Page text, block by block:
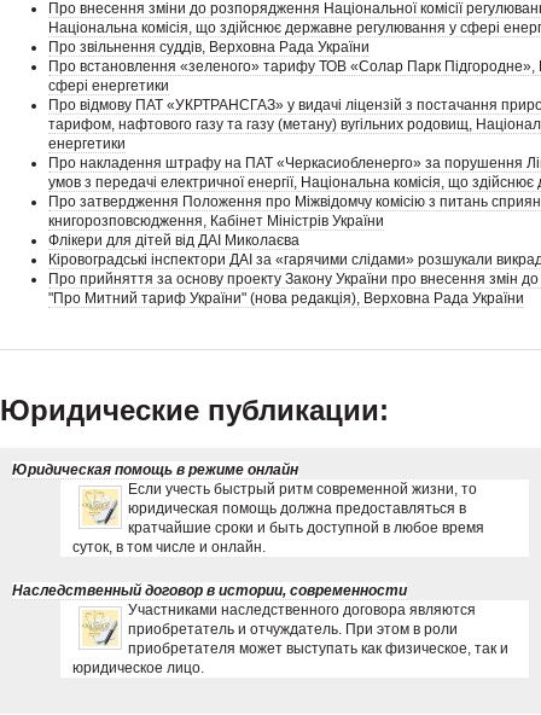
Про внесення зміни до розпорядження Національної комісії
Національна комісія, що здійснює державне регулювання у сфері
Про звільнення суддів, Верховна Рада України
Про встановлення «зеленого» тарифу ТОВ «Солар Парк Підгородне»,
сфері енергетики
Про відмову ПАТ «УКРТРАНСГАЗ» у видачі ліцензій з постачання
тарифом, нафтового газу та газу (метану) вугільних родовищ,
енергетики
Про накладення штрафу на ПАТ «Черкасиобленерго» за порушення
умов з передачі електричної енергії, Національна комісія, що
Про затвердження Положення про Міжвідомчу комісію з питань
книгорозповсюдження, Кабінет Міністрів України
Флікери для дітей від ДАІ Миколаєва
Кіровоградські інспектори ДАІ за «гарячими слідами» розшукали
Про прийняття за основу проекту Закону України про внесення змін
"Про Митний тариф України" (нова редакція), Верховна Рада України
Юридические публикации:
Юридическая помощь в режиме онлайн
Если учесть быстрый ритм современной жизни, то
юридическая помощь должна предоставляться в
кратчайшие сроки и быть доступной в любое время
суток, в том числе и онлайн.
Наследственный договор в истории, современности
Участниками наследственного договора являются
приобретатель и отчуждатель. При этом в роли
приобретателя может выступать как физическое, так и
юридическое лицо.